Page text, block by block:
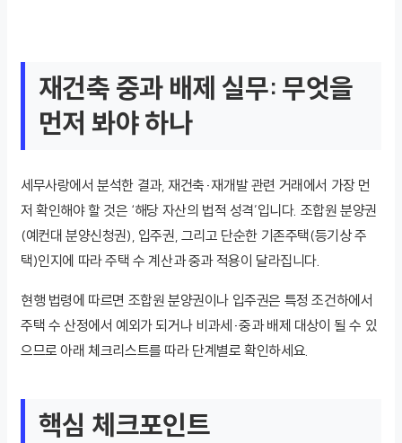
재건축 중과 배제 실무: 무엇을
먼저 봐야 하나
세무사랑에서 분석한 결과, 재건축·재개발 관련 거래에서 가장 먼
저 확인해야 할 것은 ‘해당 자산의 법적 성격’입니다. 조합원 분양권
(예컨대 분양신청권), 입주권, 그리고 단순한 기존주택(등기상 주
택)인지에 따라 주택 수 계산과 중과 적용이 달라집니다.
현행 법령에 따르면 조합원 분양권이나 입주권은 특정 조건하에서
주택 수 산정에서 예외가 되거나 비과세·중과 배제 대상이 될 수 있
으므로 아래 체크리스트를 따라 단계별로 확인하세요.
핵심 체크포인트